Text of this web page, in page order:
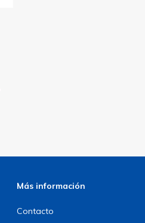
Más información
Contacto